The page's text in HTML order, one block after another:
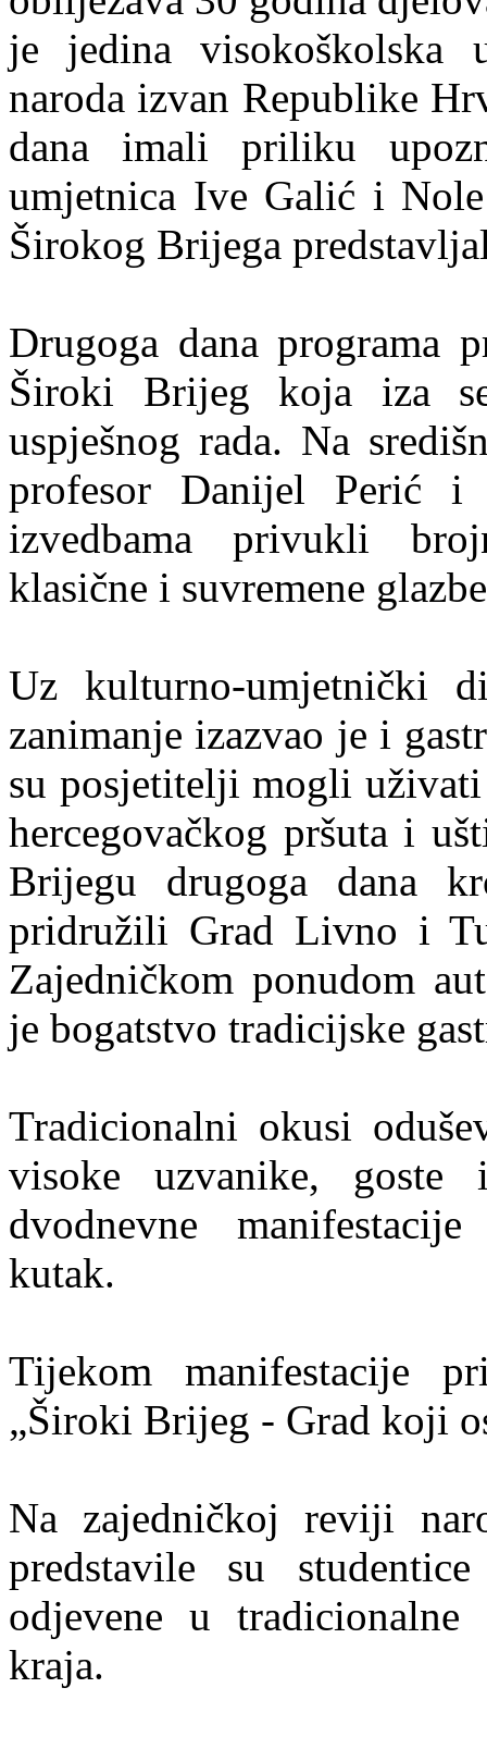
je jedina visokoškolska
naroda izvan Republike
dana imali priliku
umjetnica Ive Galić i
Širokog Brijega
Drugoga dana programa
Široki Brijeg koja iza
uspješnog rada. Na
profesor Danijel Perić
izvedbama privukli
klasične i suvremene
Uz kulturno-umjetnički
zanimanje izazvao je i
su posjetitelji mogli
hercegovačkog pršuta i
Brijegu drugoga dana
pridružili Grad Livno i
Zajedničkom ponudom
je bogatstvo tradicijske
Tradicionalni okusi
visoke uzvanike,
dvodnevne
kutak.
Tijekom manifestacije
„Široki Brijeg - Grad koji
Na zajedničkoj reviji
predstavile su
odjevene u tradicionalne
kraja.